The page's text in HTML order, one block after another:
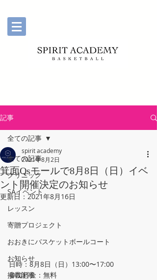
記事
全ての記事
クリニック
SAイベント
レッスン
寄贈プロジェクト
おおきにバスケットボールコート
お知らせ
掲載記事
全ての記事
箕面Qsモールで8月8日（日）イベ
ント開催決定のお知らせ
spirit academy
2021年8月2日
更新日：2021年8月16日
日時：8月8日（日）13:00〜17:00
参加料金：無料